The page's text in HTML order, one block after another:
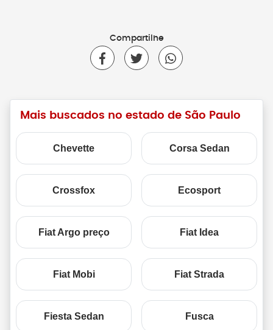
Compartilhe
Mais buscados no estado de São Paulo
Chevette Corsa Sedan
Crossfox Ecosport
Fiat Argo preço Fiat Idea
Fiat Mobi Fiat Strada
Fiesta Sedan Fusca